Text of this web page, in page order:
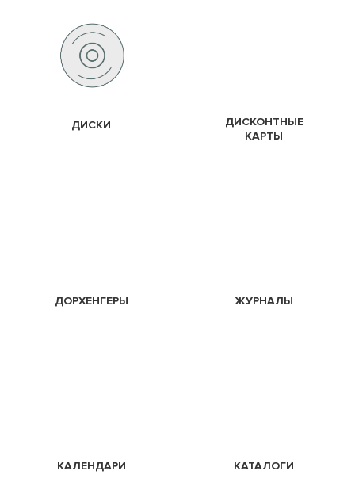
ДИСКИ
ДИСКОНТНЫЕ
КАРТЫ
ДОРХЕНГЕРЫ ЖУРНАЛЫ
КАЛЕНДАРИ КАТАЛОГИ